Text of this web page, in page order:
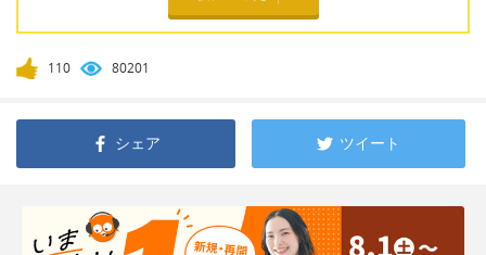
110 80201
シェア ツイート